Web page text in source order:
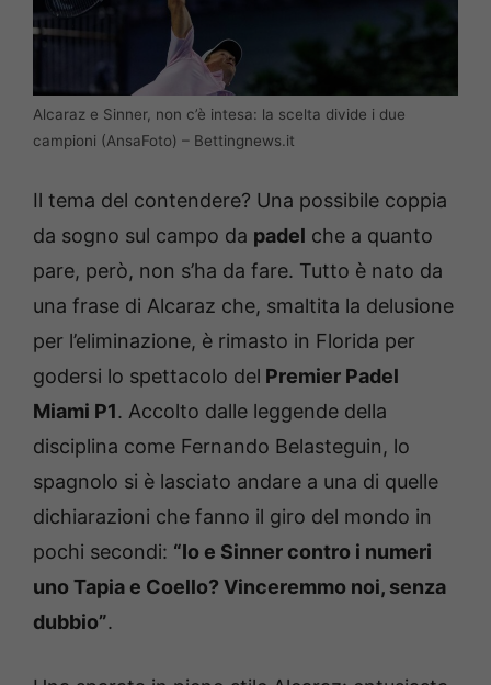
Alcaraz e Sinner, non c’è intesa: la scelta divide i due
campioni (AnsaFoto) – Bettingnews.it
Il tema del contendere? Una possibile coppia
da sogno sul campo da padel che a quanto
pare, però, non s’ha da fare. Tutto è nato da
una frase di Alcaraz che, smaltita la delusione
per l’eliminazione, è rimasto in Florida per
godersi lo spettacolo del Premier Padel
Miami P1. Accolto dalle leggende della
disciplina come Fernando Belasteguin, lo
spagnolo si è lasciato andare a una di quelle
dichiarazioni che fanno il giro del mondo in
pochi secondi: “Io e Sinner contro i numeri
uno Tapia e Coello? Vinceremmo noi, senza
dubbio”.